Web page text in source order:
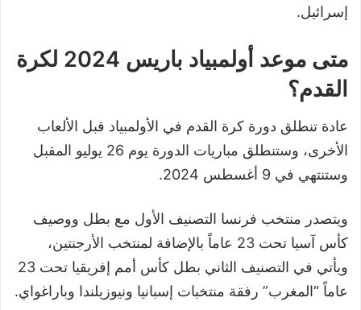
إسرائيل.
متى موعد أولمبياد باريس 2024 لكرة
القدم؟
عادة تنطلق دورة كرة القدم في الأولمبياد قبل الألعاب
الأخرى، وستنطلق مباريات الدورة يوم 26 يوليو المقبل
وستنتهي في 9 أغسطس 2024.
ويتصدر منتخب فرنسا التصنيف الأول مع بطل ووصيف
كأس آسيا تحت 23 عاماً بالإضافة لمنتخب الأرجنتين،
ويأتي في التصنيف الثاني بطل كأس أمم إفريقيا تحت 23
عاماً “المغرب” رفقة منتخبات إسبانيا ونيوزيلندا وباراغواي.